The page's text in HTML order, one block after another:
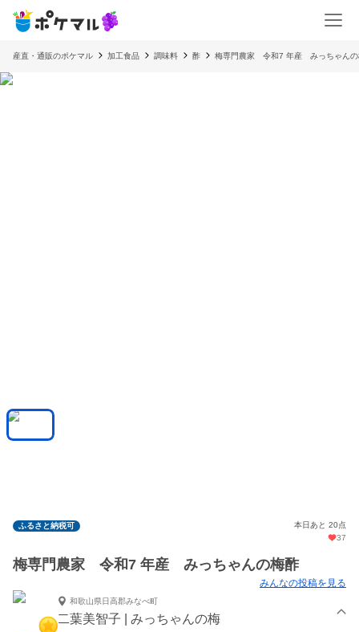
産直・通販のポケマル 加工食品 調味料 酢 梅専門農家 令和7 年産 みっちゃん
ふるさと納税可
本日あと 20点
37
梅専門農家 令和7 年産 みっちゃんの梅酢
みんなの投稿を見る
和歌山県日高郡みなべ町
二葉美智子 | みっちゃんの梅